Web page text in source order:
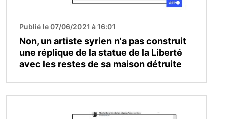
Publié le 07/06/2021 à 16:01
Non, un artiste syrien n'a pas construit
une réplique de la statue de la Liberté
avec les restes de sa maison détruite